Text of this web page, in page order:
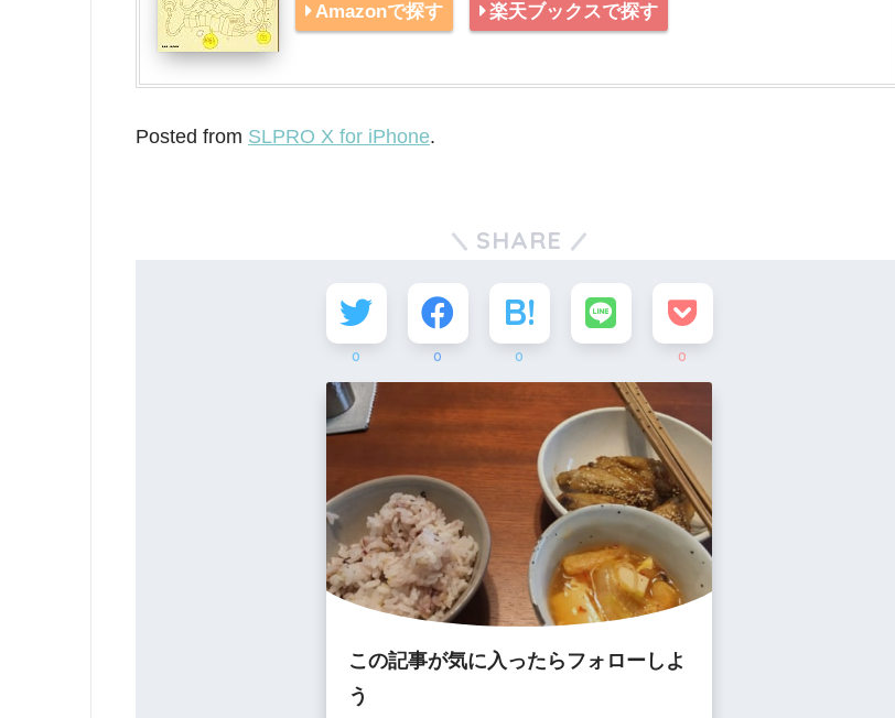
Amazonで探す 楽天ブックスで探す
Posted from SLPRO X for iPhone.
SHARE
0 0 0 0
この記事が気に入ったらフォローしよ
う